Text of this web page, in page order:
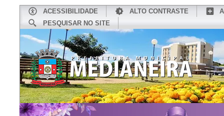
ACESSIBILIDADE ALTO CONTRASTE
PESQUISAR NO SITE
CONHEÇA MEDIANEIRA